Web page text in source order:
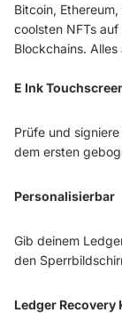
Bitcoin,
coolsten NFTs
Blockchains.
E Ink
Prüfe und
dem ersten
Personalisierbar
Gib deinem
den
Ledger Recovery